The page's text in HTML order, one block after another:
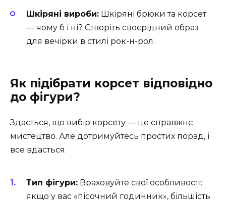
Шкіряні вироби: Шкіряні брюки та корсет
— чому б і ні? Створіть своєрідний образ
для вечірки в стилі рок-н-рол.
Як підібрати корсет відповідно
до фігури?
Здається, що вибір корсету — це справжнє
мистецтво. Але дотримуйтесь простих порад, і
все вдасться.
Тип фігури: Враховуйте свої особливості:
якщо у вас «пісочний годинник», більшість